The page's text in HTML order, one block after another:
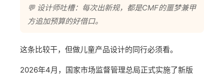
💬 设计师吐槽：每次出新规，都是CMF的噩梦兼甲
方追加预算的好借口。
这条比较干，但做儿童产品设计的同行必须看。
2026年4月，国家市场监督管理总局正式实施了新版